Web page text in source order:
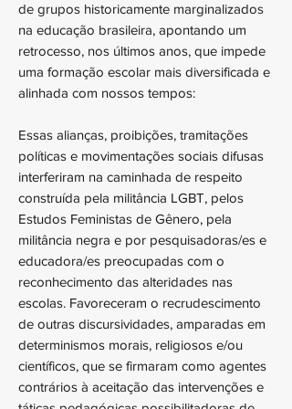
de grupos historicamente marginalizados
na educação brasileira, apontando um
retrocesso, nos últimos anos, que impede
uma formação escolar mais diversificada e
alinhada com nossos tempos:
Essas alianças, proibições, tramitações
políticas e movimentações sociais difusas
interferiram na caminhada de respeito
construída pela militância LGBT, pelos
Estudos Feministas de Gênero, pela
militância negra e por pesquisadoras/es e
educadora/es preocupadas com o
reconhecimento das alteridades nas
escolas. Favoreceram o recrudescimento
de outras discursividades, amparadas em
determinismos morais, religiosos e/ou
científicos, que se firmaram como agentes
contrários à aceitação das intervenções e